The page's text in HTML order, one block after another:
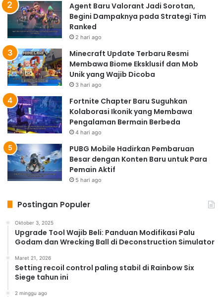
Agent Baru Valorant Jadi Sorotan,
Begini Dampaknya pada Strategi Tim
Ranked
2 hari ago
Minecraft Update Terbaru Resmi
Membawa Biome Eksklusif dan Mob
Unik yang Wajib Dicoba
3 hari ago
Fortnite Chapter Baru Suguhkan
Kolaborasi Ikonik yang Membawa
Pengalaman Bermain Berbeda
4 hari ago
PUBG Mobile Hadirkan Pembaruan
Besar dengan Konten Baru untuk Para
Pemain Aktif
5 hari ago
Postingan Populer
Oktober 3, 2025
Upgrade Tool Wajib Beli: Panduan Modifikasi Palu
Godam dan Wrecking Ball di Deconstruction Simulator
Maret 21, 2026
Setting recoil control paling stabil di Rainbow Six
Siege tahun ini
2 minggu ago